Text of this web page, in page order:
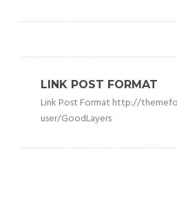
LINK POST FORMAT
Link Post Format http://
user/GoodLayers